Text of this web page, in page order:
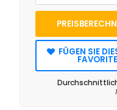
FÜGEN SIE